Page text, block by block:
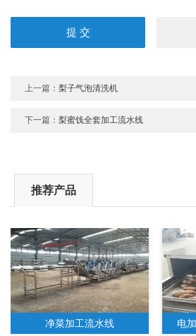
上一篇：梨子气泡清洗机
下一篇：梨蜜饯全套加工流水线
推荐产品
净菜加工流水线 电